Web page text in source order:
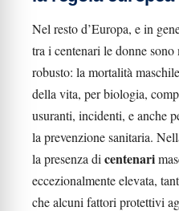
Nel resto d’Europa, e in
tra i centenari le donne
robusto: la mortalità
della vita, per biologia,
usuranti, incidenti, e anche
la prevenzione sanitaria.
la presenza di centenari
eccezionalmente elevata,
che alcuni fattori protettivi